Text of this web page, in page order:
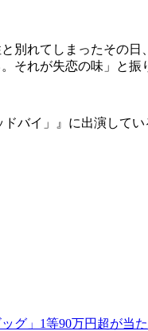
別れてしまったその日
それが失恋の味」と振
バイ」』に出演して
グ」1等90万円超が当